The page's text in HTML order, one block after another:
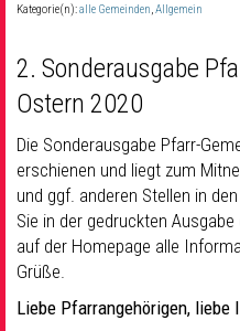
Seelsorge & Kontakt
Kategorie(n):alle Gemeinden Allgemein
2. Sonderausgabe
Ostern 2020
Die Sonderausgabe Pfarr-
erschienen und liegt zum
und ggf. anderen Stellen in
Sie in der gedruckten
auf der Homepage alle
Grüße.
Liebe Pfarrangehörigen, liebe